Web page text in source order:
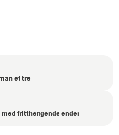
et tre
fritthengende ender